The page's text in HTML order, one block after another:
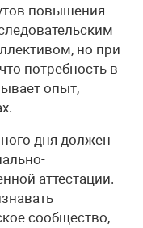
повышения
но при
потребность в
опыт,
дня должен
аттестации.
сообщество,